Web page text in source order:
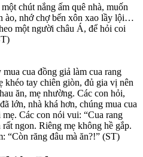
chút nắng ấm quê nhà, muốn
ào, nhớ chợ bến xôn xao lầy lội…
một người châu Á, để hỏi coi
cua đồng giả làm cua rang
khéo tay chiên giòn, đủ gia vị nên
ăn, mẹ nhường. Các con hỏi,
lớn, nhà khá hơn, chúng mua cua
Các con nói vui: “Cua rang
ngon. Riêng mẹ không hề gắp.
“Còn răng đâu mà ăn?!” (ST)